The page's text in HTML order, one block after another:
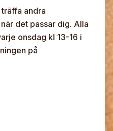
andra
det passar dig. Alla
onsdag kl 13-16 i
på